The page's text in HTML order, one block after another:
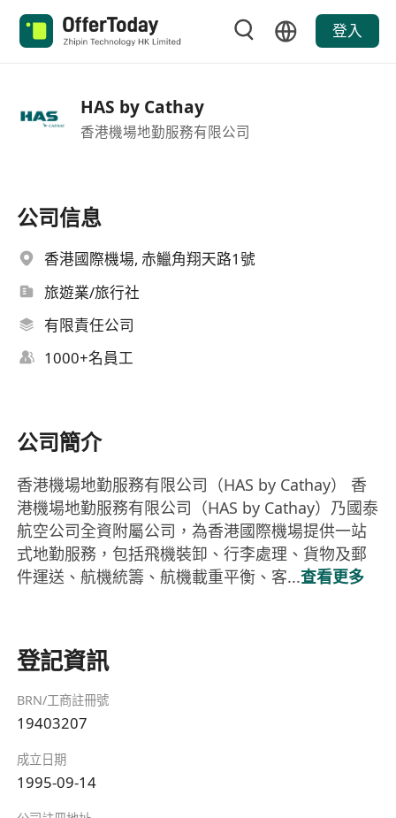
登入
HAS by Cathay
香港機場地勤服務有限公司
公司信息
香港國際機場, 赤鱲角翔天路1號
旅遊業/旅行社
有限責任公司
1000+名員工
公司簡介
香港機場地勤服務有限公司（HAS by Cathay） 香
港機場地勤服務有限公司（HAS by Cathay）乃國泰
航空公司全資附屬公司，為香港國際機場提供一站
式地勤服務，包括飛機裝卸、行李處理、貨物及郵
件運送、航機統籌、航機載重平衡、客...查看更多
登記資訊
BRN/工商註冊號
19403207
成立日期
1995-09-14